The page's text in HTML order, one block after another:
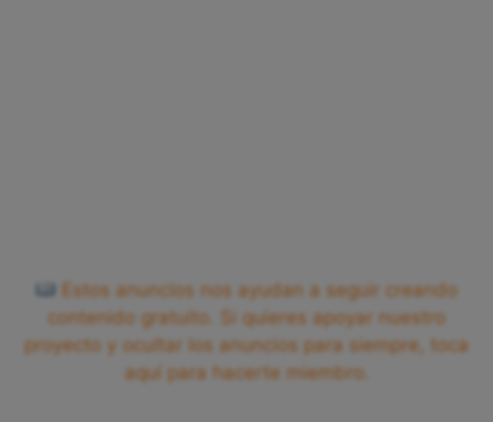
Estos anuncios nos ayudan a seguir creando
contenido gratuito. Si quieres apoyar nuestro
proyecto y ocultar los anuncios para siempre, toca
aquí para hacerte miembro.